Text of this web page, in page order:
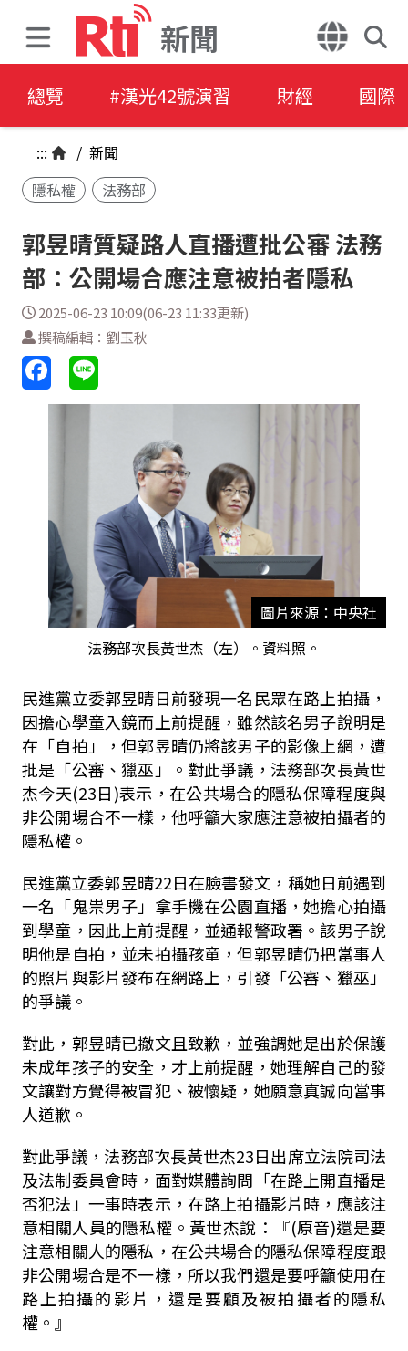
新聞
總覽 #漢光42號演習 財經 國際
::: / 新聞
隱私權
法務部
郭昱晴質疑路人直播遭批公審 法務
部：公開場合應注意被拍者隱私
2025-06-23 10:09(06-23 11:33更新)
撰稿編輯：劉玉秋
圖片來源：中央社
法務部次長黃世杰（左）。資料照。
民進黨立委郭昱晴日前發現一名民眾在路上拍攝，
因擔心學童入鏡而上前提醒，雖然該名男子說明是
在「自拍」，但郭昱晴仍將該男子的影像上網，遭
批是「公審、獵巫」。對此爭議，法務部次長黃世
杰今天(23日)表示，在公共場合的隱私保障程度與
非公開場合不一樣，他呼籲大家應注意被拍攝者的
隱私權。
民進黨立委郭昱晴22日在臉書發文，稱她日前遇到
一名「鬼祟男子」拿手機在公園直播，她擔心拍攝
到學童，因此上前提醒，並通報警政署。該男子說
明他是自拍，並未拍攝孩童，但郭昱晴仍把當事人
的照片與影片發布在網路上，引發「公審、獵巫」
的爭議。
對此，郭昱晴已撤文且致歉，並強調她是出於保護
未成年孩子的安全，才上前提醒，她理解自己的發
文讓對方覺得被冒犯、被懷疑，她願意真誠向當事
人道歉。
對此爭議，法務部次長黃世杰23日出席立法院司法
及法制委員會時，面對媒體詢問「在路上開直播是
否犯法」一事時表示，在路上拍攝影片時，應該注
意相關人員的隱私權。黃世杰說：『(原音)還是要
注意相關人的隱私，在公共場合的隱私保障程度跟
非公開場合是不一樣，所以我們還是要呼籲使用在
路上拍攝的影片，還是要顧及被拍攝者的隱私
權。』